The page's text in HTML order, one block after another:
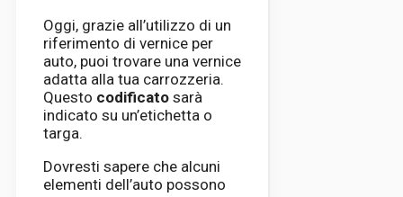
Oggi, grazie all’utilizzo di un
riferimento di vernice per
auto, puoi trovare una vernice
adatta alla tua carrozzeria.
Questo codificato sarà
indicato su un’etichetta o
targa.
Dovresti sapere che alcuni
elementi dell’auto possono